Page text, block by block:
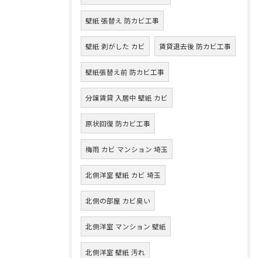
壁紙 張替え 防カビ工事
壁紙 剥がした カビ 賃貸退去後 防カビ工事
壁紙張替え前 防カビ工事
分譲賃貸 入居中 壁紙 カビ
原状回復 防カビ工事
梅雨 カビ マンション 埼玉
北側洋室 壁紙 カビ 埼玉
北側の部屋 カビ臭い
北側洋室 マンション 壁紙
北側洋室 壁紙 汚れ